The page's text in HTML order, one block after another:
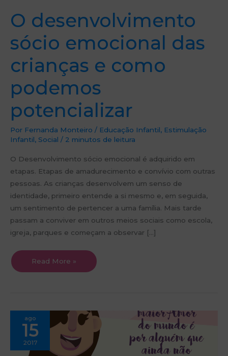
O desenvolvimento
sócio emocional das
crianças e como
podemos
potencializar
Por Fernanda Monteiro / Educação Infantil, Estimulação
Infantil, Social / 2 minutos de leitura
O Desenvolvimento sócio emocional é adquirido em
etapas. Etapas de amadurecimento e convívio com outras
pessoas. As crianças desenvolvem um senso de
identidade, primeiro entende a si mesmo e, em seguida,
um sentimento de pertencer a uma família. Mais tarde
passam a conviver em outros meios sociais como escola,
igreja, parques e começam a observar […]
Read More »
ago
15
2017
Parabéns
para
as
mamães
gestantes
!!!
Que